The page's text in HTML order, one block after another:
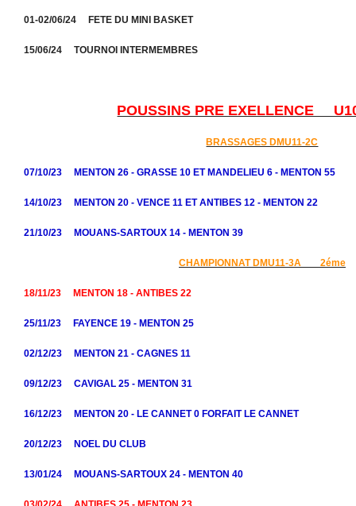
01-02/06/24 FETE DU MINI BASKET
15/06/24 TOURNOI INTERMEMBRES
POUSSINS PRE EXELLENCE
BRASSAGES DMU11-2C
07/10/23 MENTON 26 - GRASSE 10 ET MANDELIEU 6 - MENTON 55
14/10/23 MENTON 20 - VENCE 11 ET ANTIBES 12 - MENTON 22
21/10/23 MOUANS-SARTOUX 14 - MENTON 39
CHAMPIONNAT DMU11-3A 2éme
18/11/23 MENTON 18 - ANTIBES 22
25/11/23 FAYENCE 19 - MENTON 25
02/12/23 MENTON 21 - CAGNES 11
09/12/23 CAVIGAL 25 - MENTON 31
16/12/23 MENTON 20 - LE CANNET 0 FORFAIT LE CANNET
20/12/23 NOEL DU CLUB
13/01/24 MOUANS-SARTOUX 24 - MENTON 40